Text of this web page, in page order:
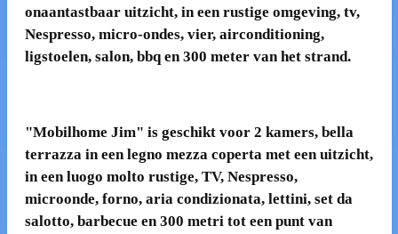
onaantastbaar uitzicht, in een rustige omgeving, tv,
Nespresso, micro-ondes, vier, airconditioning,
ligstoelen, salon, bbq en 300 meter van het strand.
"Mobilhome Jim" is geschikt voor 2 kamers, bella
terrazza in een legno mezza coperta met een uitzicht,
in een luogo molto rustige, TV, Nespresso,
microonde, forno, aria condizionata, lettini, set da
salotto, barbecue en 300 metri tot een punt van